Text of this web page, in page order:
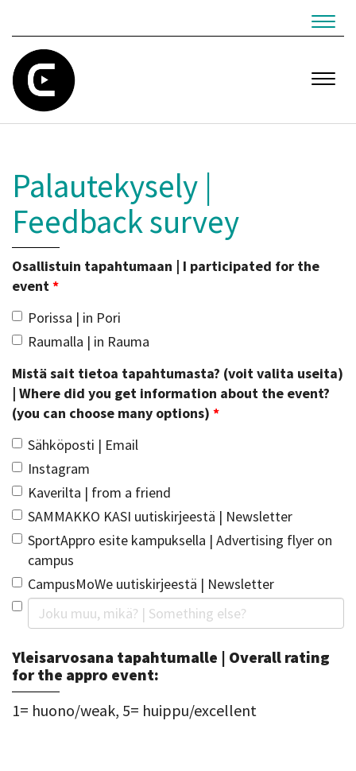
Palautekysely |
Feedback survey
Osallistuin tapahtumaan | I participated for the
event*
Porissa | in Pori
Raumalla | in Rauma
Mistä sait tietoa tapahtumasta? (voit valita useita)
| Where did you get information about the event?
(you can choose many options) *
Sähköposti | Email
Instagram
Kaverilta | from a friend
SAMMAKKO KASI uutiskirjeestä | Newsletter
SportAppro esite kampuksella | Advertising flyer on
campus
CampusMoWe uutiskirjeestä | Newsletter
Yleisarvosana tapahtumalle | Overall rating
for the appro event:
1= huono/weak, 5= huippu/excellent